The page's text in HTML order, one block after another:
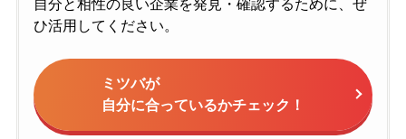
自分と相性の良い企業を発見・確認するために、ぜ
ひ活用してください。
ミツバが
自分に合っているかチェック！